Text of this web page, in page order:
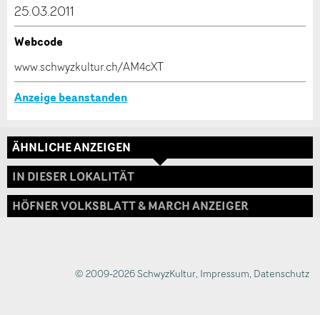
* Eingabe erforderlich
* Eingabe erforderlich
Adresse
25.03.2011
Webcode
www.schwyzkultur.ch/AM4cXT
Anzeige beanstanden
ÄHNLICHE ANZEIGEN
IN DIESER LOKALITÄT
HÖFNER VOLKSBLATT & MARCH ANZEIGER
© 2009-2026 SchwyzKultur, Impressum, Datenschutz